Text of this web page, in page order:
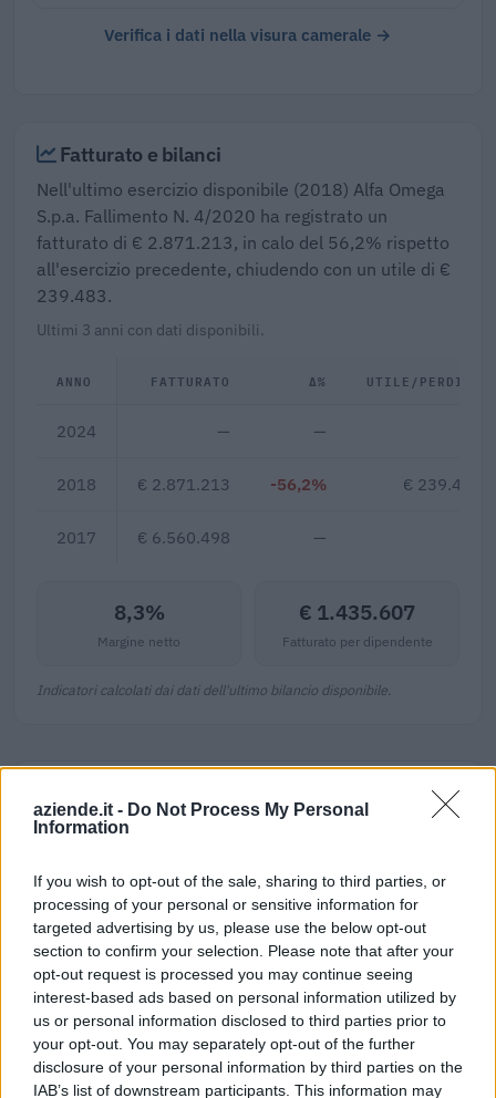
aziende.it - Do Not Process My Personal
Information
If you wish to opt-out of the sale, sharing to third parties, or
processing of your personal or sensitive information for
targeted advertising by us, please use the below opt-out
section to confirm your selection. Please note that after your
opt-out request is processed you may continue seeing
interest-based ads based on personal information utilized by
us or personal information disclosed to third parties prior to
your opt-out. You may separately opt-out of the further
disclosure of your personal information by third parties on the
IAB’s list of downstream participants. This information may
Verifica i dati nella visura camerale →
Fatturato e bilanci
Nell'ultimo esercizio disponibile (2018) Alfa Omega
S.p.a. Fallimento N. 4/2020 ha registrato un
fatturato di € 2.871.213, in calo del 56,2% rispetto
all'esercizio precedente, chiudendo con un utile di €
239.483.
Ultimi 3 anni con dati disponibili.
ANNO FATTURATO Δ% UTILE/PERDITA
2024 — —
2018 € 2.871.213 -56,2% € 239.483
2017 € 6.560.498 —
8,3%
Margine netto
€ 1.435.607
Fatturato per dipendente
Indicatori calcolati dai dati dell'ultimo bilancio disponibile.
Alfa Omega S.p.a. Fallimento N. 4/2020 risulta beneficiaria
finanziamento pubblico di 551.300 euro (cicli di
programmazione 2007-2013).
(0243000094) Sostegno PMI e GI per
ampliamento e specializzazione: DB1600_PAR-
FAS_2010_10140
Ciclo di programmazione 2007-2013
508.800 euro
(0100000452) Integrazione relazionale